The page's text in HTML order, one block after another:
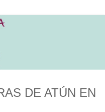
DE ATÚN EN